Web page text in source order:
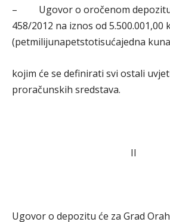
– Ugovor o oročenom depozitu
458/2012 na iznos od 5.500.001,00
(petmilijunapetstotisućajedna
kojim će se definirati svi ostali
proračunskih sredstava.
II
Ugovor o depozitu će za Grad